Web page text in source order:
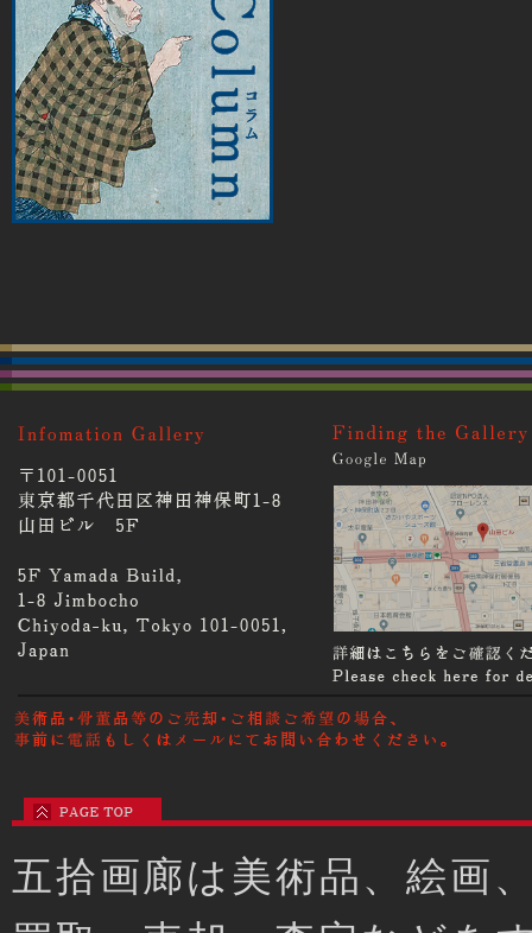
五拾画廊は美術品、絵画